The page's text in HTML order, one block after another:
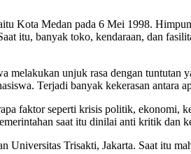
Kota Medan pada 6 Mei 1998.
itu, banyak toko, kendaraan, dan
unjuk rasa dengan tuntutan
Terjadi banyak kekerasan
faktor seperti krisis politik, ekonomi,
saat itu dinilai anti kritik dan
Trisakti, Jakarta. Saat itu